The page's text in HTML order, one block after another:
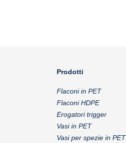
Prodotti
Flaconi in PET
Flaconi HDPE
Erogatori trigger
Vasi in PET
Vasi per spezie in PET